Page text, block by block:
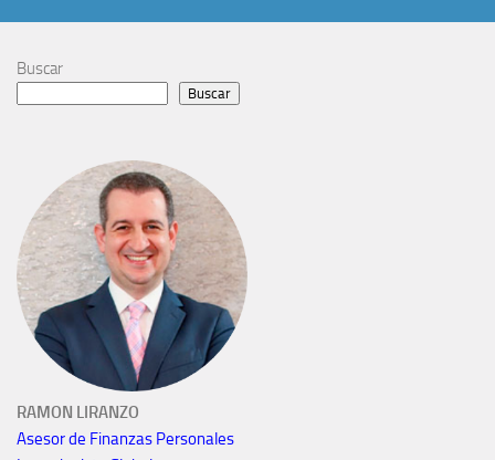
Buscar
Buscar
RAMON LIRANZO
Asesor de Finanzas Personales